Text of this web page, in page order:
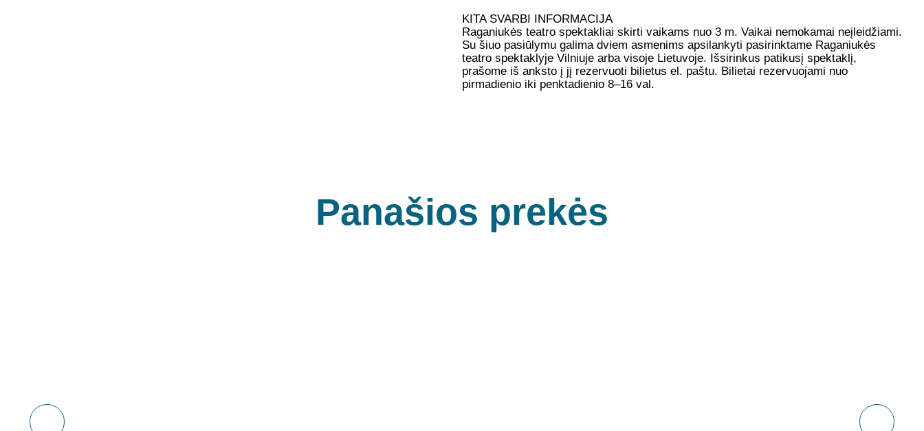
KITA SVARBI INFORMACIJA
Raganiukės teatro spektakliai skirti vaikams nuo 3 m. Vaikai nemokamai neįleidžiami.
Su šiuo pasiūlymu galima dviem asmenims apsilankyti pasirinktame Raganiukės
teatro spektaklyje Vilniuje arba visoje Lietuvoje. Išsirinkus patikusį spektaklį,
prašome iš anksto į jį rezervuoti bilietus el. paštu. Bilietai rezervuojami nuo
pirmadienio iki penktadienio 8–16 val.
Panašios prekės